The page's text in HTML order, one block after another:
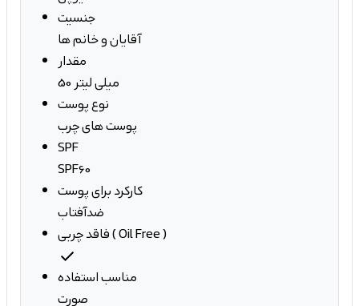
جنسیت
آقایان و خانم ها
مقدار
50 میلی لیتر
نوع پوست
پوست های چرب
SPF
SPF60
کارکرد برای پوست
ضدآفتاب
فاقد چربی ( Oil Free )
check
مناسب استفاده
صورت